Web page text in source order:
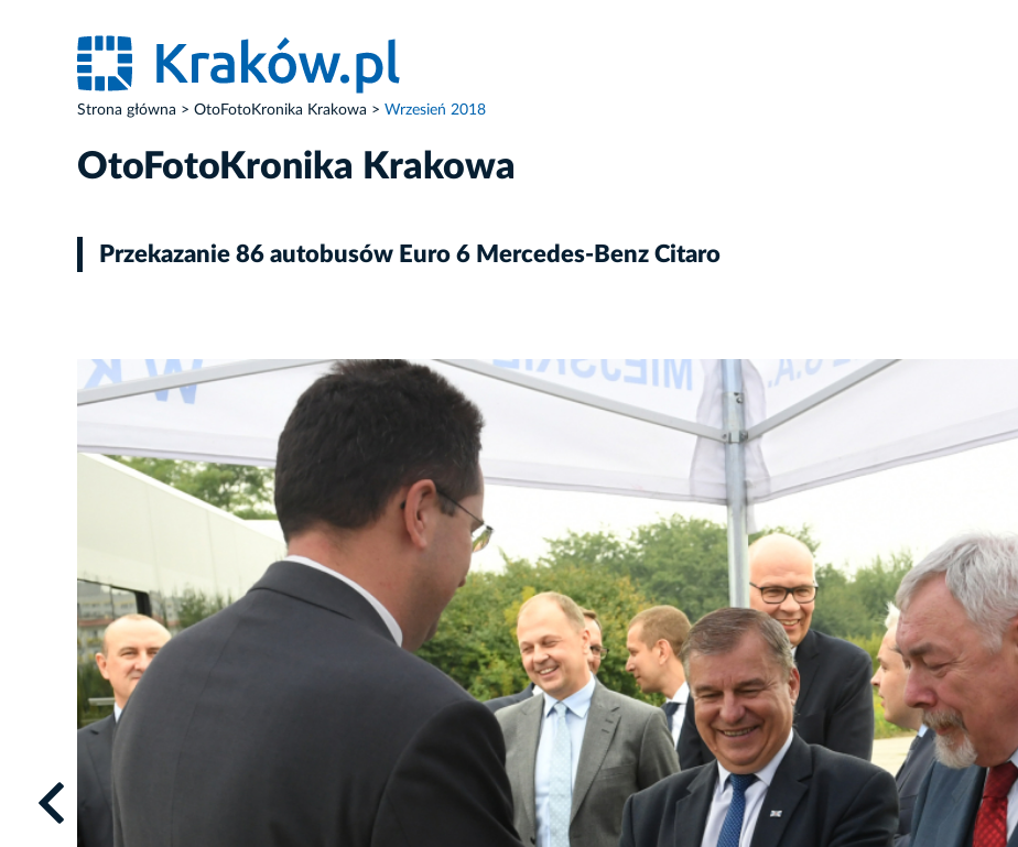
Strona główna OtoFotoKronika Krakowa Wrzesień 2018
OtoFotoKronika Krakowa
Przekazanie 86 autobusów Euro 6 Mercedes-Benz Citaro